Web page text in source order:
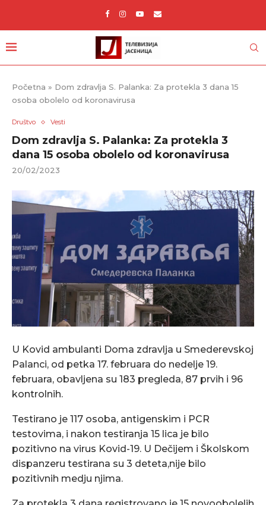
Početna » Dom zdravlja S. Palanka: Za protekla 3 dana 15
osoba obolelo od koronavirusa
Društvo Vesti
Dom zdravlja S. Palanka: Za protekla 3
dana 15 osoba obolelo od koronavirusa
20/02/2023
U Kovid ambulanti Doma zdravlja u Smederevskoj
Palanci, od petka 17. februara do nedelje 19.
februara, obavljena su 183 pregleda, 87 prvih i 96
kontrolnih.
Testirano je 117 osoba, antigenskim i PCR
testovima, i nakon testiranja 15 lica je bilo
pozitivno na virus Kovid-19. U Dečijem i Školskom
dispanzeru testirana su 3 deteta,nije bilo
pozitivnih medju njima.